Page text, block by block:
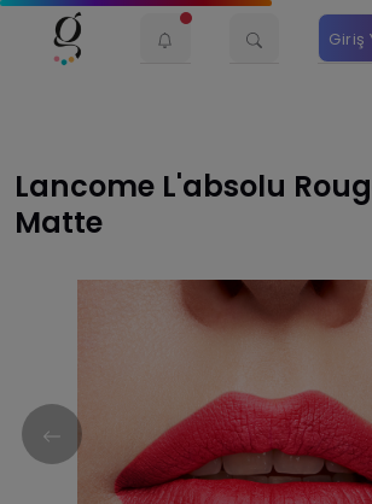
Giriş
Lancome L'absolu
Matte